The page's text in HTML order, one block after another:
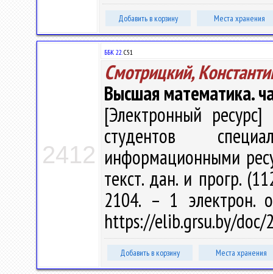
Добавить в корзину Места хранения
2412
ББК 22.С51
Смотрицкий,
Высшая математика.
[Электронный
студентов
информационными
текст. дан. и прогр.
2104. – 1 электрон.
https://elib.grsu.by/doc/
Добавить в корзину Места хранения